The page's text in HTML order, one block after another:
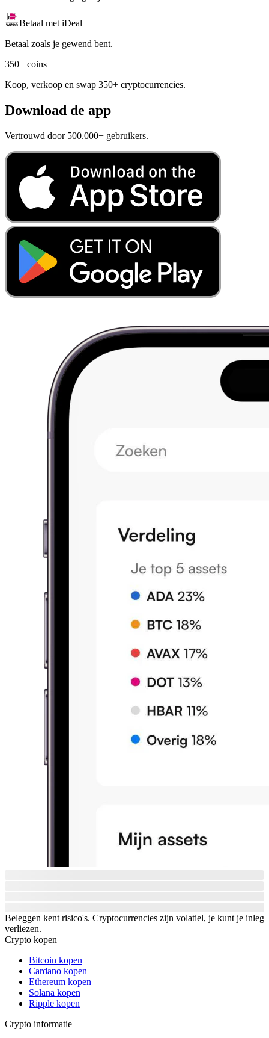
Betaal met iDeal
Betaal zoals je gewend bent.
350+ coins
Koop, verkoop en swap 350+ cryptocurrencies.
Download de app
Vertrouwd door 500.000+ gebruikers.
Beleggen kent risico's. Cryptocurrencies zijn volatiel, je kunt je inleg
verliezen.
Crypto kopen
Bitcoin kopen
Cardano kopen
Ethereum kopen
Solana kopen
Ripple kopen
Crypto informatie